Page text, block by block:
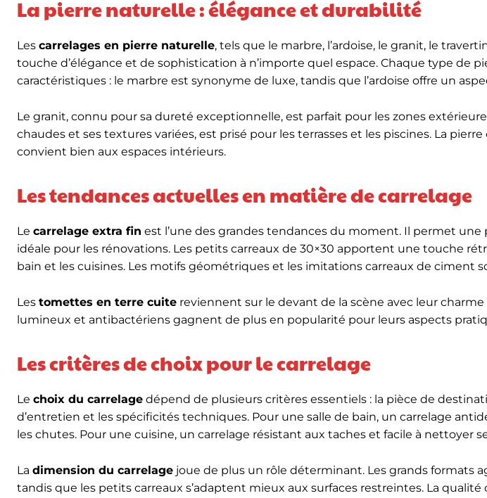
La pierre naturelle : élégance et durabilité
Les carrelages en pierre naturelle, tels que le marbre, l’ardoise, le granit, le
touche d’élégance et de sophistication à n’importe quel espace. Chaque type de
caractéristiques : le marbre est synonyme de luxe, tandis que l’ardoise offre un
Le granit, connu pour sa dureté exceptionnelle, est parfait pour les zones
chaudes et ses textures variées, est prisé pour les terrasses et les piscines. La
convient bien aux espaces intérieurs.
Les tendances actuelles en matière de carrelage
Le carrelage extra fin est l’une des grandes tendances du moment. Il permet une
idéale pour les rénovations. Les petits carreaux de 30×30 apportent une touche
bain et les cuisines. Les motifs géométriques et les imitations carreaux de ciment
Les tomettes en terre cuite reviennent sur le devant de la scène avec leur
lumineux et antibactériens gagnent de plus en popularité pour leurs aspects
Les critères de choix pour le carrelage
Le choix du carrelage dépend de plusieurs critères essentiels : la pièce de
d’entretien et les spécificités techniques. Pour une salle de bain, un carrelage
les chutes. Pour une cuisine, un carrelage résistant aux taches et facile à nettoyer
La dimension du carrelage joue de plus un rôle déterminant. Les grands formats
tandis que les petits carreaux s’adaptent mieux aux surfaces restreintes. La